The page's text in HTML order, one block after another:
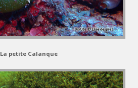
La petite Calanque